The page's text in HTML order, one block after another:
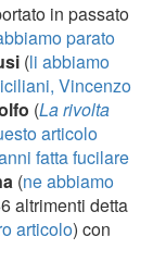
in passato
parato
(li abbiamo
Vincenzo
(La rivolta
articolo
fatta fucilare
(ne abbiamo
altrimenti detta
articolo) con